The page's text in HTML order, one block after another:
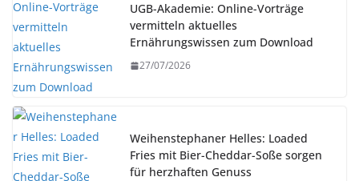
UGB-Akademie: Online-Vorträge
vermitteln aktuelles
Ernährungswissen zum Download
27/07/2026
Weihenstephaner Helles: Loaded
Fries mit Bier-Cheddar-Soße sorgen
für herzhaften Genuss